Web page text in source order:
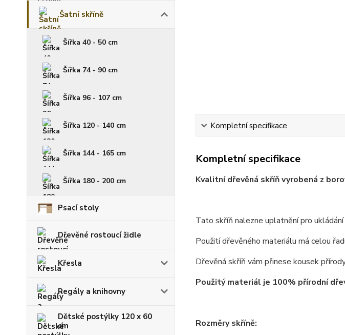
Šatní skříně
Šířka 40 - 50 cm
Šířka 74 - 90 cm
Šířka 96 - 107 cm
Šířka 120 - 140 cm
Šířka 144 - 165 cm
Šířka 180 - 200 cm
Psací stoly
Dřevěné rostoucí židle
Křesla
Regály a knihovny
Dětské postýlky 120 x 60
cm
Kompletní specifikace
Kompletní specifikace
Kvalitní dřevěná skříň vyrobená z
Tato skříň nalezne uplatnění pro ukládání
Použití dřevěného materiálu má celou
Dřevěná skříň vám přinese kousek
Použitý materiál je 100% přírodní
Rozměry skříně: